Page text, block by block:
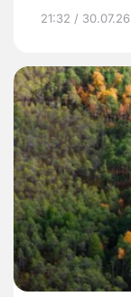
21:32 / 30.07.26